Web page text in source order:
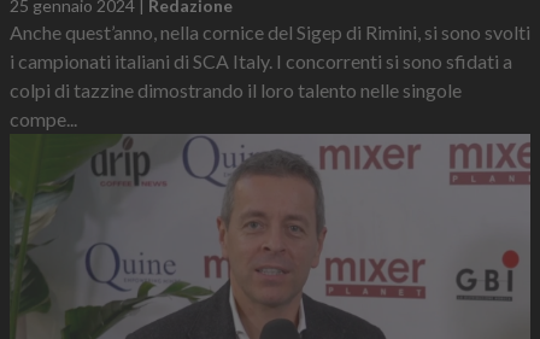
25 gennaio 2024 | Redazione
Anche quest’anno, nella cornice del Sigep di Rimini, si sono svolti
i campionati italiani di SCA Italy. I concorrenti si sono sfidati a
colpi di tazzine dimostrando il loro talento nelle singole
compe...